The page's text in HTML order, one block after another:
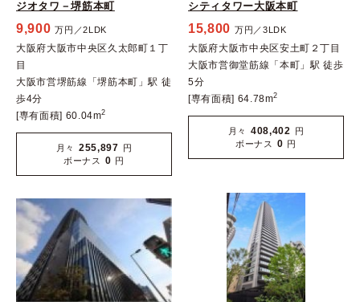
ジオタワ－堺筋本町
9,900 万円／2LDK
大阪府大阪市中央区久太郎町１丁
目
大阪市営堺筋線「堺筋本町」駅 徒
歩4分
[専有面積] 60.04m2
月々 255,897 円
ボーナス
0 円
シティタワー大阪本町
15,800 万円／3LDK
大阪府大阪市中央区安土町２丁目
大阪市営御堂筋線「本町」駅 徒歩
5分
[専有面積] 64.78m2
月々 408,402 円
ボーナス
0 円